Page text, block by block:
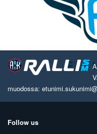
muodossa:
Follow us